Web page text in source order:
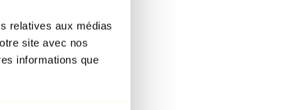
relatives aux médias
site avec nos
informations que